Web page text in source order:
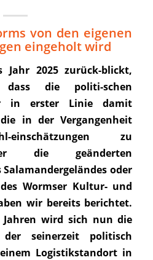
von den eigenen
eingeholt wird
2025 zurück-blickt,
die politi-schen
in erster Linie damit
in der Vergangenheit
einschätzungen zu
die geänderten
oder
Wormser Kultur- und
wir bereits berichtet.
wird sich nun die
seinerzeit politisch
Logistikstandort in